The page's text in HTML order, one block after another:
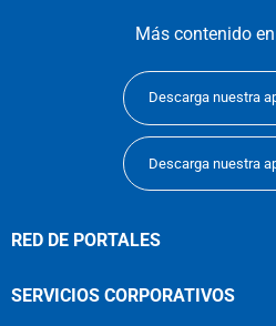
Más contenido en
Descarga nuestra
Descarga nuestra
RED DE PORTALES
SERVICIOS CORPORATIVOS